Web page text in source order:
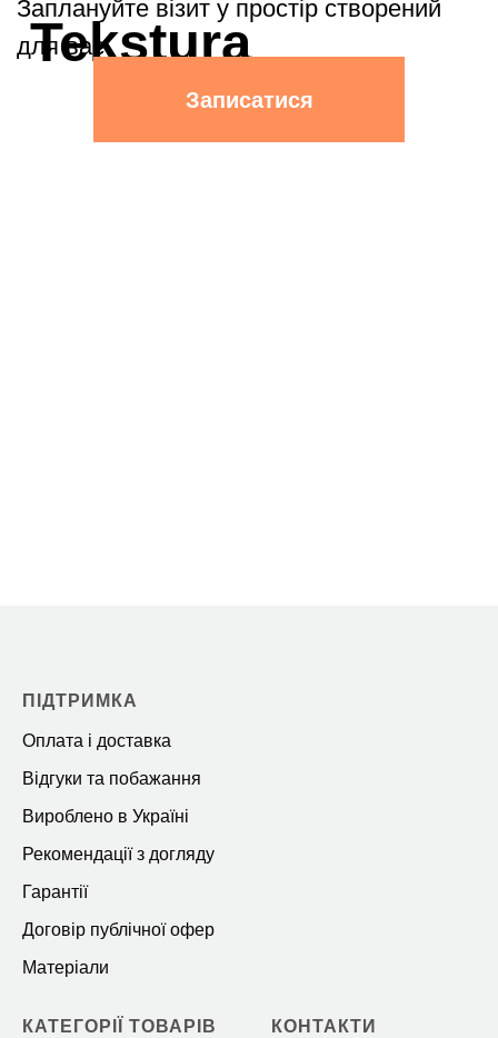
ПІДТРИМКА
Оплата і доставка
Відгуки та побажання
Вироблено в Україні
Рекомендації з догляду
Гарантії
Договір публічної офер
Матеріали
КАТЕГОРІЇ ТОВАРІВ КОНТАКТИ